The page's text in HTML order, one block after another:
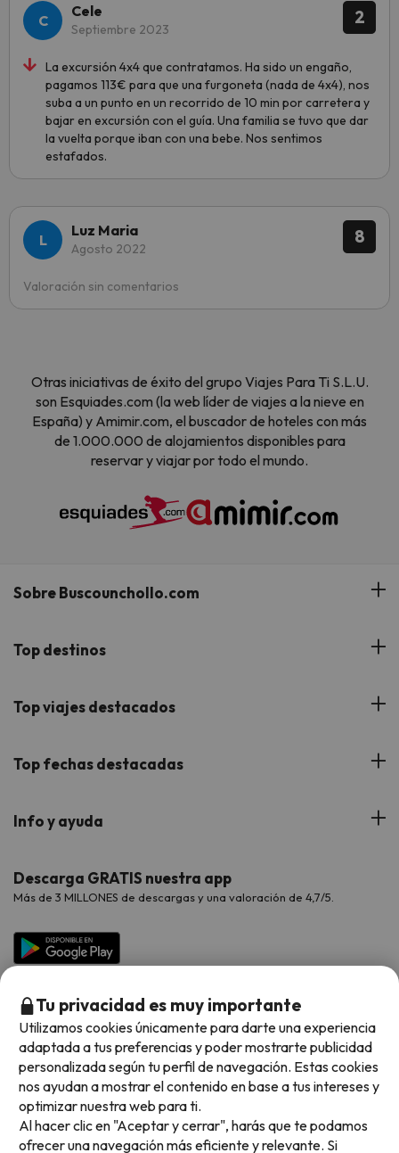
2
Cele
Septiembre 2023
La excursión 4x4 que contratamos. Ha sido un engaño,
pagamos 113€ para que una furgoneta (nada de 4x4), nos
suba a un punto en un recorrido de 10 min por carretera y
bajar en excursión con el guía. Una familia se tuvo que dar
la vuelta porque iban con una bebe. Nos sentimos
estafados.
8
Luz Maria
Agosto 2022
Valoración sin comentarios
Otras iniciativas de éxito del grupo Viajes Para Ti S.L.U.
son Esquiades.com (la web líder de viajes a la nieve en
España) y Amimir.com, el buscador de hoteles con más
de 1.000.000 de alojamientos disponibles para
reservar y viajar por todo el mundo.
Sobre Buscounchollo.com
¿Quiénes somos?
Buscounchollo en los medios
Proveedores
Viajes para grupos
Top destinos
Hoteles Andalucía
Hoteles Cataluña
Hoteles Galicia
Hoteles Salou
Top viajes destacados
Viajes con Niños
Viajes de Novios
Chollos con Todo Incluido
Chollos en la playa
Hoteles con toboganes
Selección de la Newsletter
Los favoritos de nuestros clientes
Top fechas destacadas
Verano
Vacaciones en Agosto
Vacaciones en Octubre
Vacaciones en Noviembre
Info y ayuda
Contáctanos
Preguntas frecuentes
Descarga GRATIS nuestra app
Más de 3 MILLONES de descargas y una valoración de 4,7/5.
Métodos de pago disponibles
Tu privacidad es muy importante
Utilizamos cookies únicamente para darte una experiencia
adaptada a tus preferencias y poder mostrarte publicidad
personalizada según tu perfil de navegación. Estas cookies
nos ayudan a mostrar el contenido en base a tus intereses y
optimizar nuestra web para ti.
Al hacer clic en "Aceptar y cerrar", harás que te podamos
ofrecer una navegación más eficiente y relevante. Si